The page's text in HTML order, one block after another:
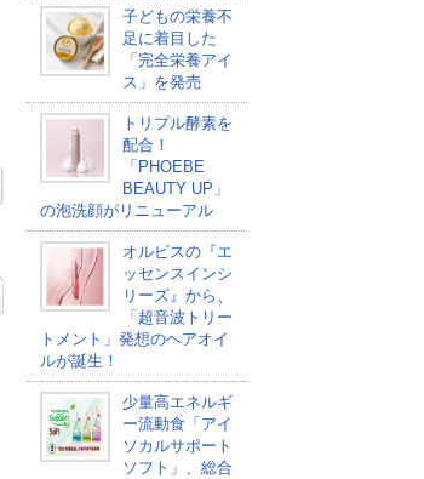
子どもの栄養不
足に着目した
「完全栄養アイ
ス」を発売
トリプル酵素を
配合！
「PHOEBE
BEAUTY UP」
の泡洗顔がリニューアル
オルビスの『エ
ッセンスインシ
リーズ』から、
「超音波トリー
トメント」発想のヘアオイ
ルが誕生！
少量高エネルギ
ー流動食「アイ
ソカルサポート
ソフト」、総合